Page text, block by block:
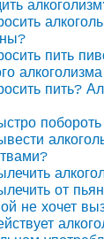
пить
алкоголизма
пить?
от
не хочет